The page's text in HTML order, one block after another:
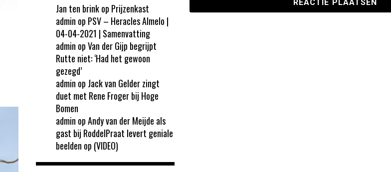
Jan ten brinkop Prijzenkast
admin op PSV – Heracles Almelo |
04-04-2021 | Samenvatting
admin opVan der Gijp begrijpt
Rutte niet: ‘Had het gewoon
gezegd’
admin op Jack van Gelder zingt
duet met Rene Froger bij Hoge
Bomen
admin opAndy van der Meijde als
gast bij RoddelPraat levert geniale
beelden op (VIDEO)